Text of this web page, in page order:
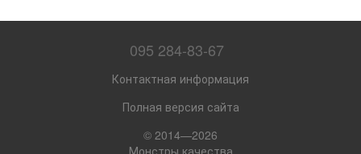
095 284-83-67
Контактная информация
Полная версия сайта
© 2014—2026
Монстры качества